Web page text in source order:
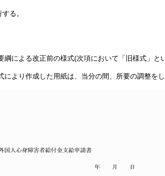
る。
綱による改正前の様式(次項において「旧様式」と
より作成した用紙は、当分の間、所要の調整を